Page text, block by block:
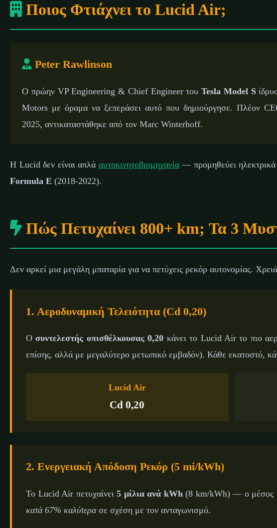
Ποιος Φτιάχνει το Lucid Air;
Peter Rawlinson
Ο πρώην VP Engineering & Chief Engineer τουTesla Model S
Motors με όραμα να ξεπεράσει αυτό που δημιούργησε. Πλέον
2025, αντικαταστάθηκε από τον Marc Winterhoff.
Η Lucid δεν είναι απλά αυτοκινητοβιομηχανία— προμηθεύει
Formula E (2018-2022).
Πώς Πετυχαίνει 800+ km; Τα 3
Δεν αρκεί μια μεγάλη μπαταρία για να πετύχεις ρεκόρ αυτονομίας.
1. Αεροδυναμική Τελειότητα (Cd 0,20)
Οσυντελεστής οπισθέλκουσας 0,20 κάνει το Lucid Air το πιο
επίσης, αλλά με μεγαλύτερο μετωπικό εμβαδόν). Κάθε εκατοστό,
Lucid Air
Cd 0,20
2. Ενεργειακή Απόδοση Ρεκόρ (5 mi/kWh)
Το Lucid Air πετυχαίνει5 μίλια ανά kWh (8 km/kWh) — ο μέσος
κατά 67% καλύτερασε σχέση με τον ανταγωνισμό.